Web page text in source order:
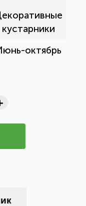
кустарники
октябрь